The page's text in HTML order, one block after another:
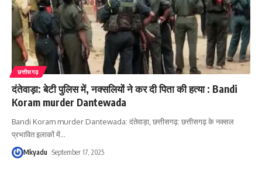
छत्तीसगढ़
दंतेवाड़ा: बेटी पुलिस में, नक्सलियों ने कर दी पिता की हत्या : Bandi
Koram murder Dantewada
Bandi Koram murder Dantewada: दंतेवाड़ा, छत्तीसगढ़: छत्तीसगढ़ के नक्सल
प्रभावित इलाकों में…
Mkyadu September 17, 2025